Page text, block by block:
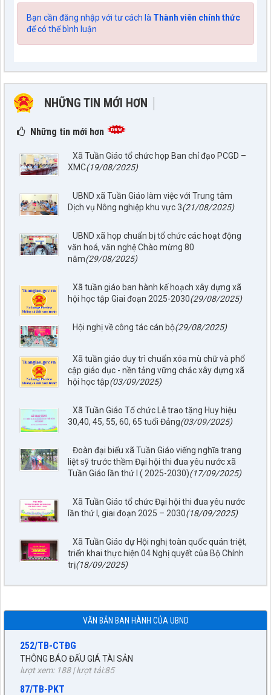
Bạn cần đăng nhập với tư cách là Thành viên chính thức
để có thể bình luận
NHỮNG TIN MỚI HƠN
NHỮNG TIN CŨ HƠN
Những tin mới hơn
Xã Tuần Giáo tổ chức họp Ban chỉ đạo PCGD –
XMC(19/08/2025)
UBND xã Tuần Giáo làm việc với Trung tâm
Dịch vụ Nông nghiệp khu vực 3(21/08/2025)
UBND xã họp chuẩn bị tổ chức các hoạt động
văn hoá, văn nghệ Chào mừng 80
năm(29/08/2025)
Xã tuần giáo ban hành kế hoạch xây dựng xã
hội học tập Giai đoạn 2025-2030(29/08/2025)
Hội nghị về công tác cán bộ(29/08/2025)
Xã tuần giáo duy trì chuẩn xóa mù chữ và phổ
cập giáo dục - nền tảng vững chắc xây dựng xã
hội học tập(03/09/2025)
Xã Tuần Giáo Tổ chức Lễ trao tặng Huy hiệu
30,40, 45, 55, 60, 65 tuổi Đảng(03/09/2025)
Đoàn đại biểu xã Tuần Giáo viếng nghĩa trang
liệt sỹ trước thềm Đại hội thi đua yêu nước xã
Tuần Giáo lần thứ I ( 2025-2030)(17/09/2025)
Xã Tuần Giáo tổ chức Đại hội thi đua yêu nước
lần thứ I, giai đoạn 2025 – 2030(18/09/2025)
Xã Tuần Giáo dự Hội nghị toàn quốc quán triệt,
triển khai thực hiện 04 Nghị quyết của Bộ Chính
trị(18/09/2025)
VĂN BẢN BAN HÀNH CỦA UBND
Về việc đăng tải lên trên Cổng thông tin điện tử của UBND xã
Tuần Giáo công khai dự thảo phương án bồi thường, hỗ trợ
(đợt 6)công trình: Hồ bản phủ thuộc dự án cụm Hồbản Phủ -
lượt xem: 43 | lượt tải:33
1872/KH-UBND
xã Tuần Giáo
lượt xem: 76 | lượt tải:25
THÔNG BÁO ĐẤU GIÁ TÀI SẢN
THÔNG BÁO Về việc lựa chọn tổ chức đấu giá tài sản
lượt xem: 205 | lượt tải:83
55/NQ-UBBC
Nghị quyết công bố kết quả bầu cử và danh sách những
người trúng cử đại biểu HĐND xã Tuần Giáo khóa II, nhiệm kỳ